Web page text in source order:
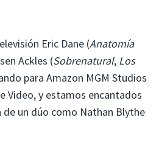
Eric Dane (Anatomía
Ackles (Sobrenatural, Los
para Amazon MGM Studios
Video, y estamos encantados
un dúo como Nathan Blythe